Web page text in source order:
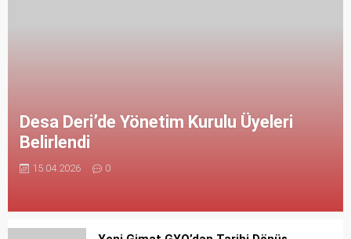
Desa Deri’de Yönetim Kurulu Üyeleri
Belirlendi
15.04.2026 0